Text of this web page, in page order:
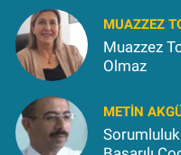
MUAZZEZ
Muazzez
Olmaz
METIN